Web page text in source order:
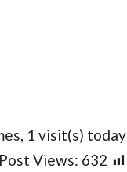
1 visit(s) today
Post Views: 632